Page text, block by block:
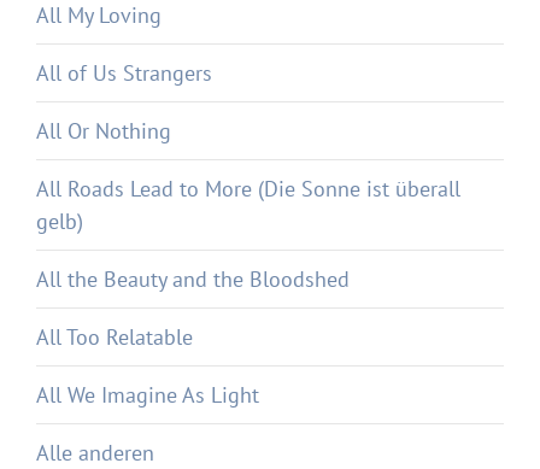
All My Loving
All of Us Strangers
All Or Nothing
All Roads Lead to More (Die Sonne ist überall
gelb)
All the Beauty and the Bloodshed
All Too Relatable
All We Imagine As Light
Alle anderen